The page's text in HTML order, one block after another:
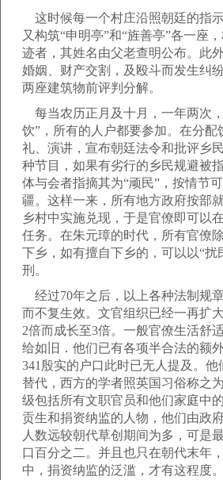
这时候每一个村庄沿照朝廷的指示
又构筑“申明亭”和“旌善亭”各一座
迹者，其姓名由父老查明公布。此
婚姻、财产交割，及殴斗而发生纠
两座建筑物前评判分解。
每当农历正月及十月，一年两次
饮”，所有的人户都要参加。在分配
礼、演讲，宣布朝廷法令和批评乡
种节目，如果有劣行的乡民规避被
体与会者指摘其为“顽民”，按情节
疆。这样一来，所有地方政府按部
乡村中实施兑现，于是官僚即可以
任务。在朱元璋的时代，所有官僚
下乡，如有擅自下乡的，可以以“扰
刑。
经过70年之后，以上各种法制规
而不复生效。文官组织已经一再扩
2倍而成长至3倍。一般官僚生活舒
给如旧．他们已有各项半合法的额
341殷实的户口此时已无人提及。他
替代，西方的学者照英国习俗称之
级包括所有文职官员和他们家庭中
贡生和捐资纳监的人物，他们由政
人数远较朝代草创期间为多，可是
口百分之二。并且也只在朝代末年
中，捐资纳监的泛滥，才有这程度